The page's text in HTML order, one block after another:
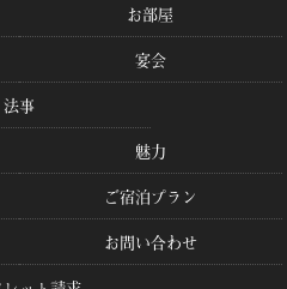
お部屋
宴会
法事
魅力
ご宿泊プラン
お問い合わせ